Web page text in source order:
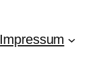
Impressum